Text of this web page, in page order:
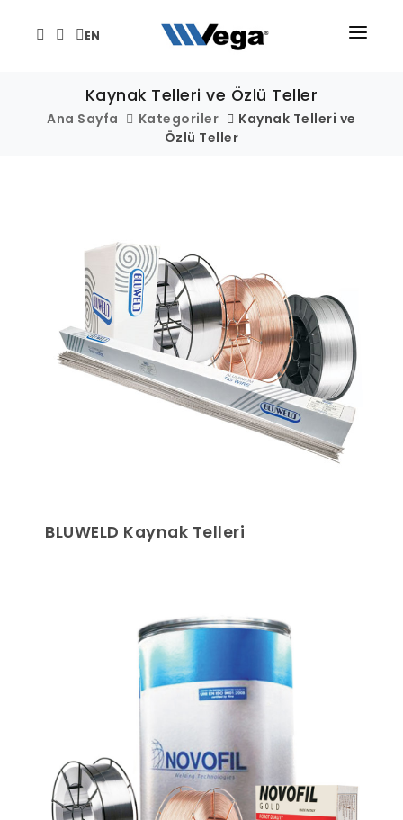
EN
ÜRÜNLER
HABER VE ETKİNLİKLER
İLETİŞİM
Kaynak Telleri ve Özlü Teller
Ana Sayfa Kategoriler
Kaynak Telleri ve
Özlü Teller
BLUWELD Kaynak Telleri